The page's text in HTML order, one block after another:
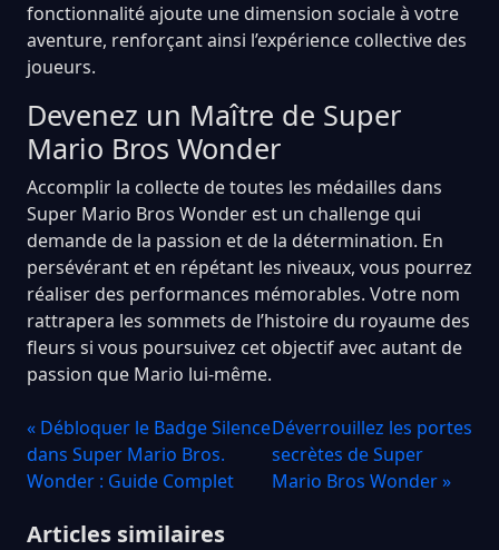
fonctionnalité ajoute une dimension sociale à votre
aventure, renforçant ainsi l’expérience collective des
joueurs.
Devenez un Maître de Super
Mario Bros Wonder
Accomplir la collecte de toutes les médailles dans
Super Mario Bros Wonder est un challenge qui
demande de la passion et de la détermination. En
persévérant et en répétant les niveaux, vous pourrez
réaliser des performances mémorables. Votre nom
rattrapera les sommets de l’histoire du royaume des
fleurs si vous poursuivez cet objectif avec autant de
passion que Mario lui-même.
« Débloquer le Badge Silence
dans Super Mario Bros.
Wonder : Guide Complet
Déverrouillez les portes
secrètes de Super
Mario Bros Wonder »
Articles similaires